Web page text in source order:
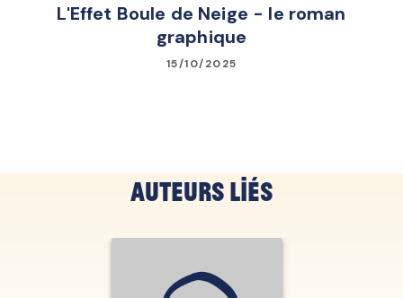
L'Effet Boule de Neige - le roman
graphique
15/10/2025
Auteurs liés